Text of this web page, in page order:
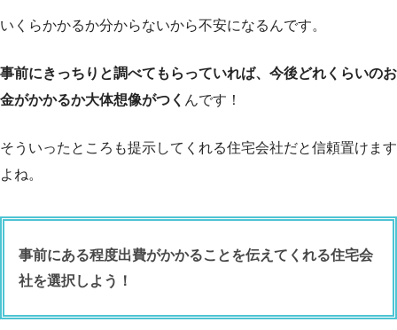
いくらかかるか分からないから不安になるんです。
事前にきっちりと調べてもらっていれば、今後どれくらいのお
金がかかるか大体想像がつく んです！
そういったところも提示してくれる住宅会社だと信頼置けます
よね。
事前にある程度出費がかかることを伝えてくれる住宅会
社を選択しよう！